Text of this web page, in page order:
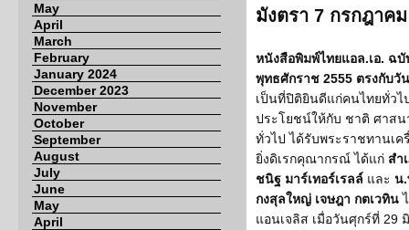
May
April
March
February
January 2024
December 2023
November
October
September
August
July
June
May
April
มังตรา 7 กรกฎาค
หนังสือพิมพ์ไทยแอล.เอ. ฉ
พุทธศักราช 2555 ตรงกับวั
เป็นที่ปิติยินดีแก่คนไทยทั่ว
ประโยชน์ให้กับ ชาติ ศาส
ทั่วไป ได้รับพระราชทานเ
ยิ่งดิเรกคุณากรณ์ ได้แก่ สำ
ชนิฐ มาร์เทอร์เรลล์ และ น
กงสุลใหญ่ เจษฎา กตเวทิน
แอนเจลิส เมื่อวันศุกร์ที่ 29